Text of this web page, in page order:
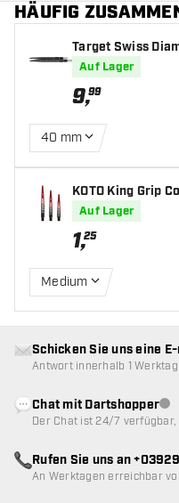
HÄUFIG
Target Swiss
Auf Lager
9,99
40 mm
KOTO King Grip
rt Shafts
Auf Lager
1,25
Medium
Schicken Sie uns eine
Antwort innerhalb 1 Werktag
Chat mit Dartshopper
Der Chat ist 24/7 verfügbar,
Rufen Sie uns an
An Werktagen erreichbar